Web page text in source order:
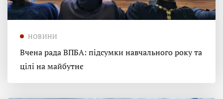
НОВИНИ
Вчена рада ВПБА: підсумки навчального року та
цілі на майбутнє